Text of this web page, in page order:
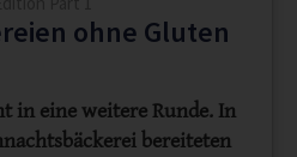
ohne Gluten
in eine weitere Runde. In
bereiteten